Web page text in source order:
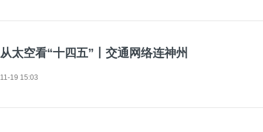
从太空看“十四五”丨交通网络连神州
11-19 15:03